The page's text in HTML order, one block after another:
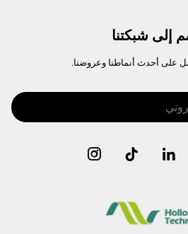
إلى شبكتنا
على أحدث أنماطنا وعروضنا.